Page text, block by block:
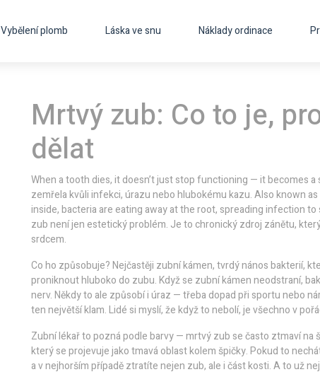
Vybělení plomb Láska ve snu Náklady ordinace
Mrtvý zub: Co to je,
dělat
When a tooth dies, it doesn’t just stop functioning — it becomes
zemřela kvůli infekci, úrazu nebo hlubokému kazu. Also known as
inside, bacteria are eating away at the root, spreading infection
zub není jen estetický problém. Je to chronický zdroj zánětu,
srdcem.
Co ho způsobuje? Nejčastěji zubní kámen,tvrdý nános bakterií,
proniknout hluboko do zubu. Když se zubní kámen neodstraní,
nerv. Někdy to ale způsobí i úraz — třeba dopad při sportu nebo
ten největší klam. Lidé si myslí, že když to nebolí, je všechno v
Zubní lékař to pozná podle barvy — mrtvý zub se často ztmaví na
který se projevuje jako tmavá oblast kolem špičky. Pokud to
a v nejhorším případě ztratíte nejen zub, ale i část kosti. A to už